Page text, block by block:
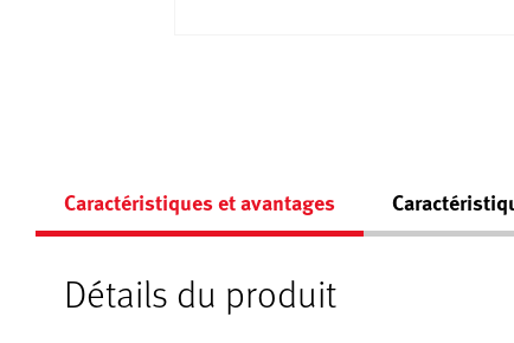
Caractéristiques et avantages
Détails du produit